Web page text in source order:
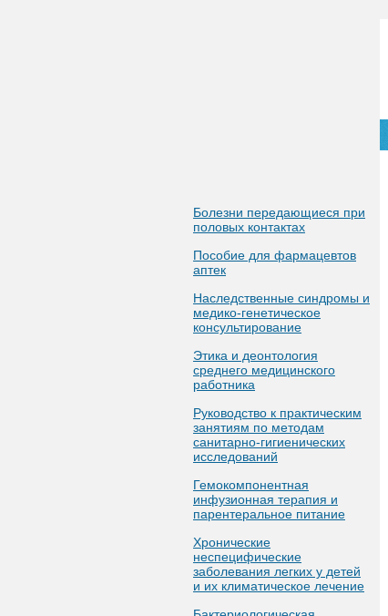
Болезни передающиеся при
половых контактах
Пособие для фармацевтов
аптек
Наследственные синдромы и
медико-генетическое
консультирование
Этика и деонтология
среднего медицинского
работника
Руководство к практическим
занятиям по методам
санитарно-гигиенических
исследований
Гемокомпонентная
инфузионная терапия и
парентеральное питание
Хронические
неспецифические
заболевания легких у детей
и их климатическое лечение